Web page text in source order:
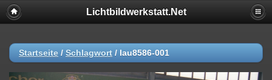
Lichtbildwerkstatt.Net
Startseite / Schlagwort / lau8586-001